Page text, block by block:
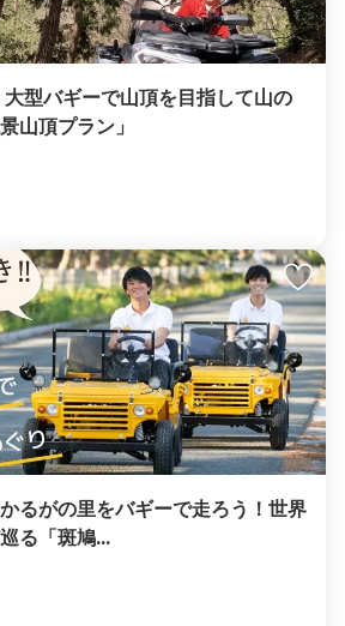
大型バギーで山頂を目指して山の
山頂プラン」
かるがの里をバギーで走ろう！世界
る「斑鳩...